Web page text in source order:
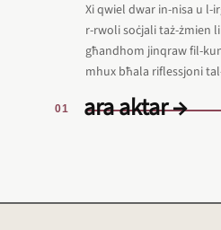
Xi qwiel dwar in-nisa u
r-rwoli soċjali taż-żmien
għandhom jinqraw fil-
mhux bħala riflessjoni
ara aktar →